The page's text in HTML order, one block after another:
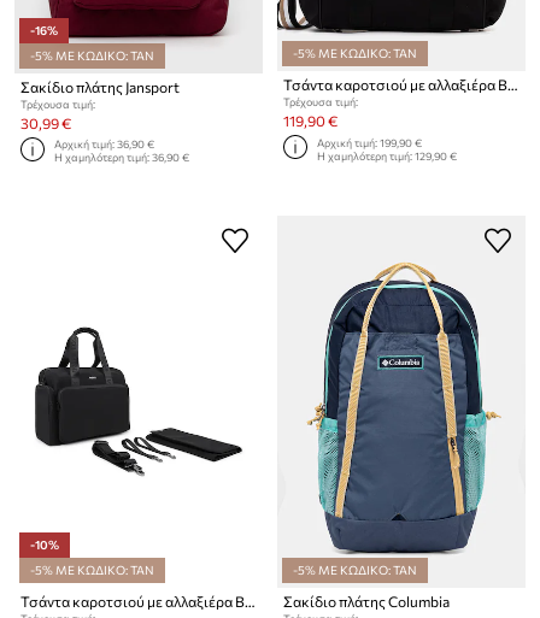
-16%
-5% ΜΕ ΚΩΔΙΚΟ: TAN
Σακίδιο πλάτης Jansport
Τρέχουσα τιμή:
30,99 €
Αρχική τιμή:36,90 €
Η χαμηλότερη τιμή:36,90 €
-5% ΜΕ ΚΩΔΙΚΟ: TAN
Τσάντα καροτσιού με αλλαξιέρα BOSS
Τρέχουσα τιμή:
119,90 €
Αρχική τιμή:199,90 €
Η χαμηλότερη τιμή:129,90 €
-10%
-5% ΜΕ ΚΩΔΙΚΟ: TAN
Τσάντα καροτσιού με αλλαξιέρα BOSS
-5% ΜΕ ΚΩΔΙΚΟ: TAN
Σακίδιο πλάτης Columbia